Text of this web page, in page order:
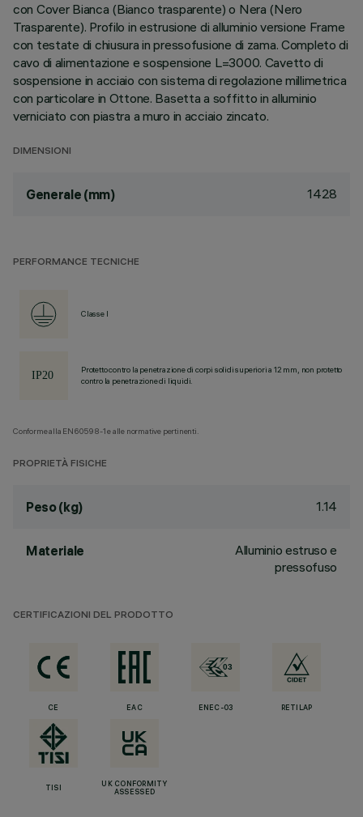
con Cover Bianca (Bianco trasparente) o Nera (Nero
Trasparente). Profilo in estrusione di alluminio versione Frame
con testate di chiusura in pressofusione di zama. Completo di
cavo di alimentazione e sospensione L=3000. Cavetto di
sospensione in acciaio con sistema di regolazione millimetrica
con particolare in Ottone. Basetta a soffitto in alluminio
verniciato con piastra a muro in acciaio zincato.
DIMENSIONI
Generale (mm) 1428
PERFORMANCE TECNICHE
Classe I
Protetto contro la penetrazione di corpi solidi superiori a 12 mm, non protetto
contro la penetrazione di liquidi.
Conforme alla EN60598-1 e alle normative pertinenti.
PROPRIETÀ FISICHE
Peso (kg) 1.14
Materiale
Alluminio estruso e
pressofuso
CERTIFICAZIONI DEL PRODOTTO
CE EAC ENEC-03 RETILAP
TISI
UK CONFORMITY
ASSESSED